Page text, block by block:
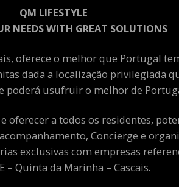
QM LIFESTYLE
NEEDS WITH GREAT SOLUTIONS
oferece o melhor que Portugal
dada a localização privilegiada
poderá usufruir o melhor de
e oferecer a todos os residentes,
Concierge e
exclusivas com empresas
– Quinta da Marinha – Cascais.